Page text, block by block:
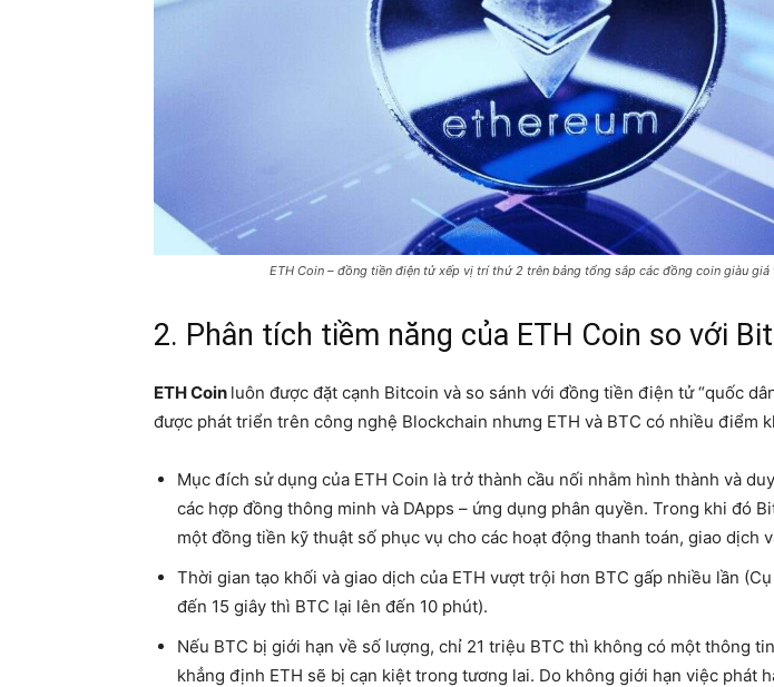
ETH Coin – đồng tiền điện tử xếp vị trí thứ 2 trên bảng tổng sắp các đồng coin giàu giá
2. Phân tích tiềm năng của ETH Coin so với
ETH Coin luôn được đặt cạnh Bitcoin và so sánh với đồng tiền điện tử “quốc
được phát triển trên công nghệ Blockchain nhưng ETH và BTC có nhiều điểm
Mục đích sử dụng của ETH Coin là trở thành cầu nối nhằm hình thành và
các hợp đồng thông minh và DApps – ứng dụng phân quyền. Trong khi đó
một đồng tiền kỹ thuật số phục vụ cho các hoạt động thanh toán, giao dịch
Thời gian tạo khối và giao dịch của ETH vượt trội hơn BTC gấp nhiều lần
đến 15 giây thì BTC lại lên đến 10 phút).
Nếu BTC bị giới hạn về số lượng, chỉ 21 triệu BTC thì không có một thông
khẳng định ETH sẽ bị cạn kiệt trong tương lai. Do không giới hạn việc phát